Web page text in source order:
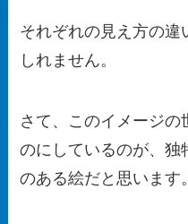
それぞれの見え方の違
しれません。
さて、このイメージの
のにしているのが、独
のある絵だと思います。